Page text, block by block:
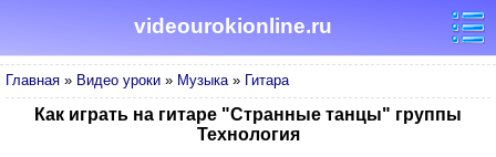
videourokionline.ru
Главная » Видео уроки » Музыка» Гитара
Как играть на гитаре "Странные танцы" группы
Технология